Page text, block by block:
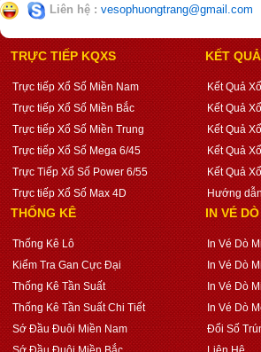
Liên hệ : vesophuongtrang@gmail.com
TRỰC TIẾP KQXS
Trực tiếp Xổ Số Miền Nam
Trực tiếp Xổ Số Miền Bắc
Trực tiếp Xổ Số Miền Trung
Trực tiếp Xổ Số Mega 6/45
Trực Tiếp Xổ Số Power 6/55
Trực tiếp Xổ Số Max 4D
KẾT
Kết Quả
Kết Quả
Kết Quả
Kết Quả
Kết Quả
Hướng
THỐNG KÊ
Thống Kê Lô
Kiểm Tra Gan Cực Đại
Thống Kê Tần Suất
Thống Kê Tần Suất Chi Tiết
Sớ Đầu Đuôi Miền Nam
IN VÉ DÒ
In Vé Dò
In Vé Dò
In Vé Dò
In Vé Dò
Đổi Số